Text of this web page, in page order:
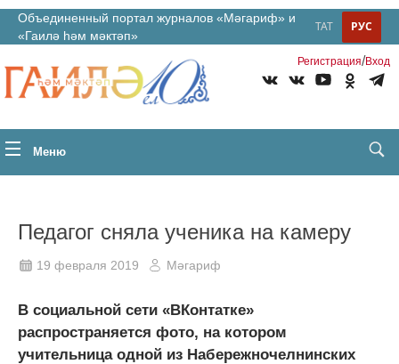
Объединенный портал журналов «Мәгариф» и
«Гаилә һәм мәктәп»
РУС
ТАТ
Регистрация/Вход
Меню
Педагог сняла ученика на камеру
19 февраля 2019 Мәгариф
В социальной сети «ВКонтатке»
распространяется фото, на котором
учительница одной из Набережночелнинских